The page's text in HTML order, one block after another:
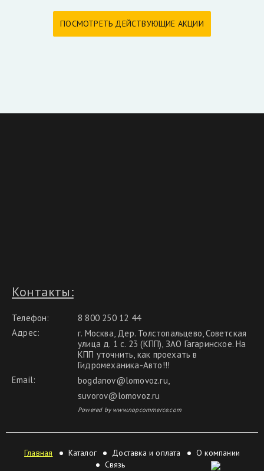
ПОСМОТРЕТЬ ДЕЙСТВУЮЩИЕ АКЦИИ
Контакты:
Телефон:
8 800 250 12 44
Адрес:
г. Москва, Дер. Толстопальцево, Советская
улица д. 1 с. 23 (КПП), ЗАО Гагаринское. На
КПП уточнить, как проехать в
Гидромеханика-Авто!!!
Email:
bogdanov@lomovoz.ru,
suvorov@lomovoz.ru
Powered by www.nopcommerce.com
Главная Каталог Доставка и оплата
О компании
Связь